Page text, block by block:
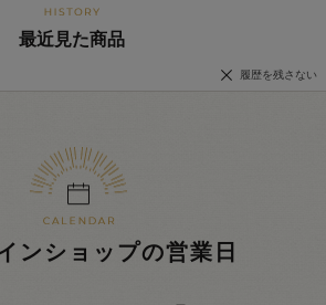
最近見た商品
履歴を残さない
ンショップの営業日